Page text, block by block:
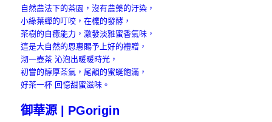
自然農法下的茶園，沒有農藥的汙染，
小綠葉蟬的叮咬，在欉的發酵，
茶樹的自癒能力，激發淡雅蜜香氣味，
這是大自然的恩惠賜予上好的禮贈，
沏一壺茶 沁泡出暖暖時光，
初嘗的醇厚茶氣，尾韻的蜜蜒飽滿，
好茶一杯 回憶甜蜜滋味。
御華源 | PGorigin